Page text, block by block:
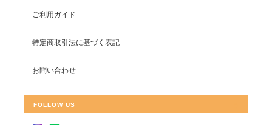
ご利用ガイド
特定商取引法に基づく表記
お問い合わせ
FOLLOW US